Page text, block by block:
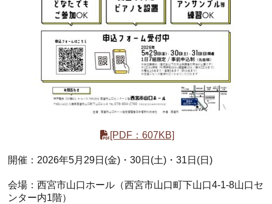
[PDF：607KB]
開催：2026年5月29日(金)・30日(土)・31日(日)
会場：西宮市山口ホール（西宮市山口町下山口4-1-8山口セ
ンター内1階）